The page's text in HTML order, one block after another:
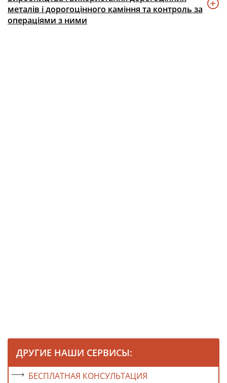
металів і дорогоцінного каміння та контроль за
операціями з ними
ДРУГИЕ НАШИ СЕРВИСЫ:
БЕСПЛАТНАЯ КОНСУЛЬТАЦИЯ